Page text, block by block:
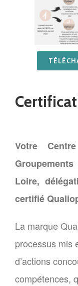
Votre
Loire,
certifié
La marque
processus mis
d’actions
compétences,